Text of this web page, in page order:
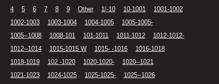
4
5 6 7 8 9 Other 1/-10 10-1001
1001-1002
1002-1003
1003-1004 1004-1005
1005-1005-
1005--1008
1008-101 101-1011 1011-1012
1012-1012-
1012--1014
1015-1015 W 1015- -1016
1016-1018
1018-1019
102 -1020 1020-1020-
1020--1021
1021-1023
1024-1025 1025-1025-
1025--1026